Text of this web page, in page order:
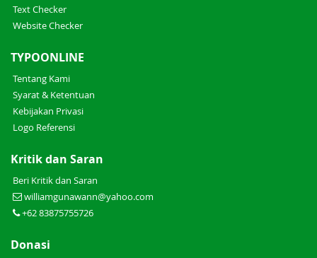
Text Checker
Website Checker
TYPOONLINE
Tentang Kami
Syarat & Ketentuan
Kebijakan Privasi
Logo Referensi
Kritik dan Saran
Beri Kritik dan Saran
williamgunawann@yahoo.com
+62 83875755726
Donasi